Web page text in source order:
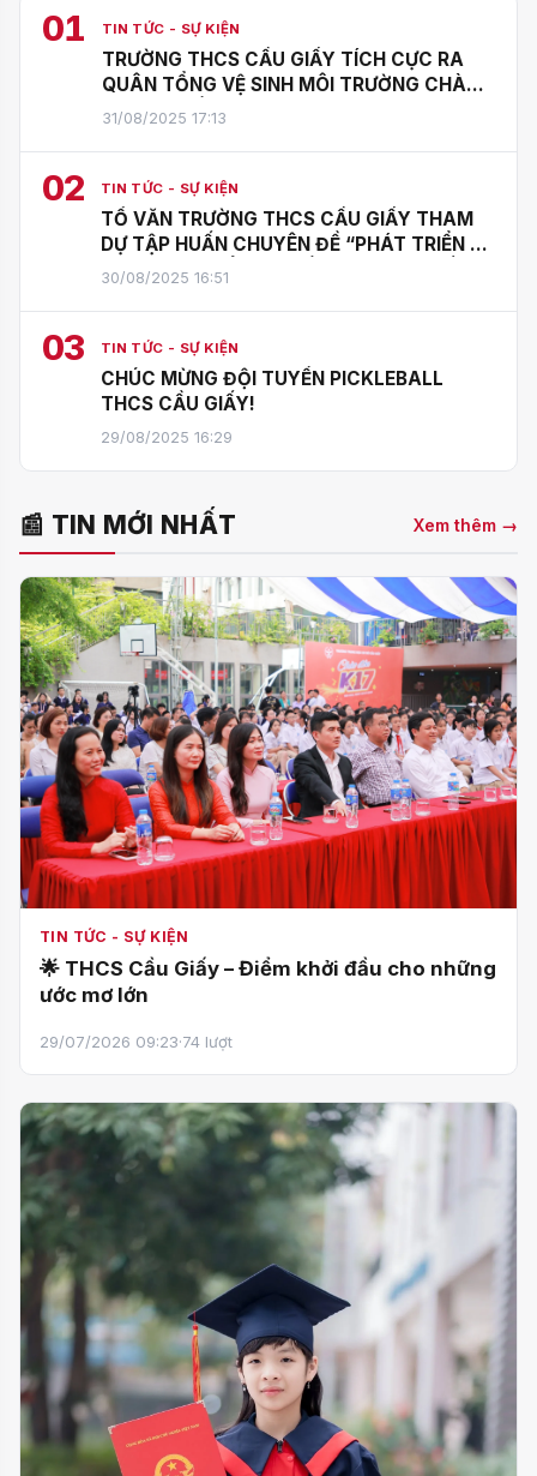
01 TIN TỨC - SỰ KIỆN
TRƯỜNG THCS CẦU GIẤY TÍCH CỰC RA
QUÂN TỔNG VỆ SINH MÔI TRƯỜNG CHÀO
MỪNG QUỐC KHÁNH 2/9
31/08/2025 17:13
02 TIN TỨC - SỰ KIỆN
TỔ VĂN TRƯỜNG THCS CẦU GIẤY THAM
DỰ TẬP HUẤN CHUYÊN ĐỀ “PHÁT TRIỂN KĨ
NĂNG ĐỌC HIỂU VÀ VIẾT THEO YÊU CẦU
LỚP 10 MÔN NGỮ VĂN”
30/08/2025 16:51
03 TIN TỨC - SỰ KIỆN
CHÚC MỪNG ĐỘI TUYỂN PICKLEBALL
THCS CẦU GIẤY!
29/08/2025 16:29
📰 TIN MỚI NHẤT Xem thêm →
TIN TỨC - SỰ KIỆN
🌟 THCS Cầu Giấy – Điểm khởi đầu cho những
ước mơ lớn
29/07/2026 09:23·74 lượt